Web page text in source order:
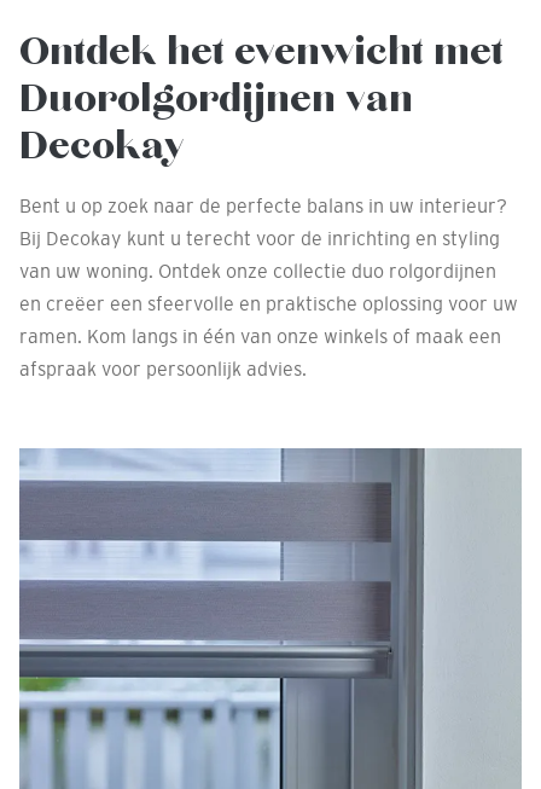
Ontdek het evenwicht met
Duorolgordijnen van
Decokay
Bent u op zoek naar de perfecte balans in uw interieur?
Bij Decokay kunt u terecht voor de inrichting en styling
van uw woning. Ontdek onze collectie duo rolgordijnen
en creëer een sfeervolle en praktische oplossing voor uw
ramen. Kom langs in één van onze winkels of maak een
afspraak voor persoonlijk advies.